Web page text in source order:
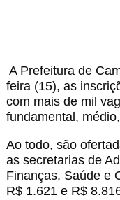
A Prefeitura de
feira (15), as
com mais de mil
fundamental,
Ao todo, são
as secretarias de
Finanças, Saúde e
R$ 1.621 e R$